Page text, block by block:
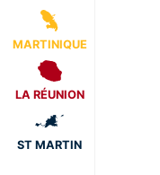
MARTINIQUE
LA RÉUNION
ST MARTIN